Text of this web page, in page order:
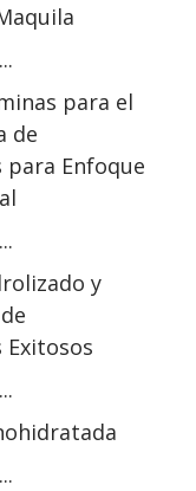
para el
de
Enfoque
y
Exitosos